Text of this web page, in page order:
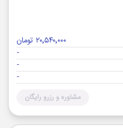
۲۰٬۵۴۰٬۰۰۰ تومان
-
-
-
مشاوره و رزرو رایگان